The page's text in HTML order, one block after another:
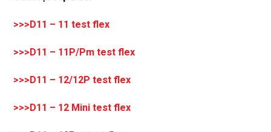
>>> D11 – 11 test flex
>>>D11 – 11P/Pm test flex
>>>D11 – 12/12P test flex
>>>D11 – 12 Mini test flex